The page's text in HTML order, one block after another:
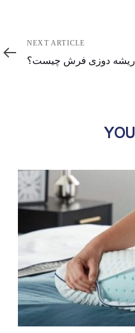
NEXT ARTICLE
ریشه دوزی فرش چیست؟